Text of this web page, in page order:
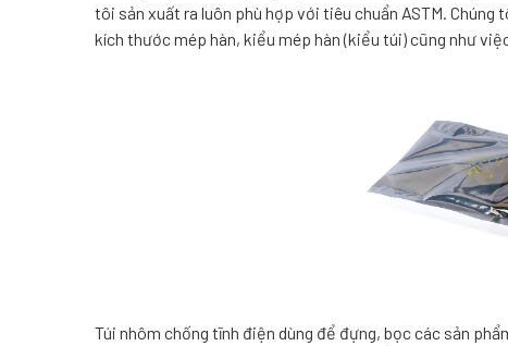
tôi sản xuất ra luôn phù hợp với tiêu chuẩn ASTM.
kích thước mép hàn, kiểu mép hàn (kiểu túi) cũng như
Túi nhôm chống tĩnh điện dùng để đựng, bọc các sản